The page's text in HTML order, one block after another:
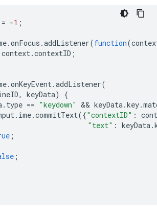
= -1 ;
.onFocus .addListener(function(
context.contextID ;
.onKeyEvent.addListener(
, keyData)
{
. type == "keydown" && keyData.key.
. ime.commitText({"contextID" :
"text" : keyData.
;
;